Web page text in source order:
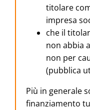
titolare
impresa
che il
non abbia
non per
(pubblica
Più in generale
finanziamento